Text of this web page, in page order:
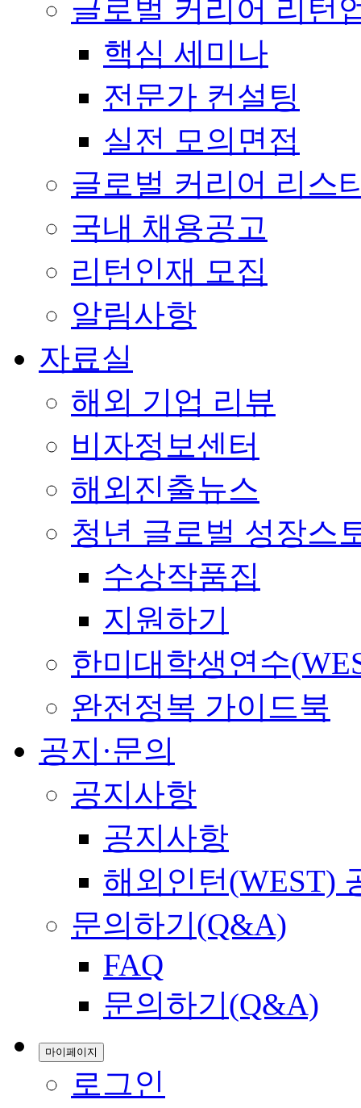
글로벌 커리어 리턴
핵심 세미나
전문가 컨설팅
실전 모의면접
글로벌 커리어 리스
국내 채용공고
리턴인재 모집
알림사항
자료실
해외 기업 리뷰
비자정보센터
해외진출뉴스
청년 글로벌 성장스
수상작품집
지원하기
한미대학생연수
완전정복 가이드북
공지·문의
공지사항
공지사항
해외인턴(WEST)
문의하기(Q&A)
FAQ
문의하기(Q&A)
마이페이지
로그인